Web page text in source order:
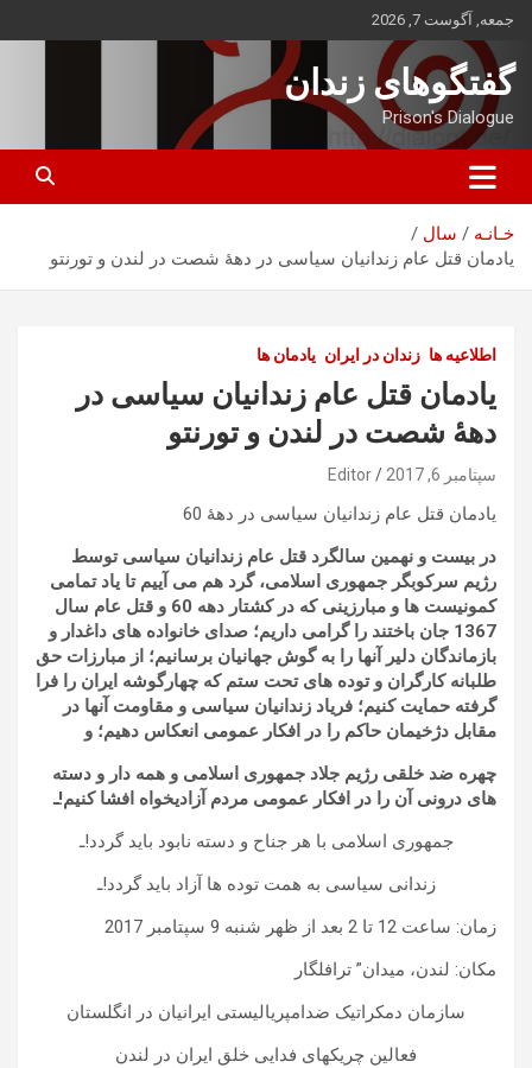
بروید
جمعه, آگوست 7, 2026
گفتگوهای زندان
Prison's Dialogue
خـانـه
سال
یادمان قتل عام زندانیان سیاسی در دهۀ شصت در لندن و تورنتو
اطلاعیه ها زندان در ایران یادمان ها
یادمان قتل عام زندانیان سیاسی در
دهۀ شصت در لندن و تورنتو
سپتامبر 6, 2017 Editor
یادمان قتل عام زندانیان سیاسی در دهۀ 60
در بیست و نهمین سالگرد قتل عام زندانیان سیاسی توسط
رژیم سرکوبگر جمهوری اسلامی، گرد هم می آییم تا یاد تمامی
کمونیست ها و مبارزینی که در کشتار دهه 60 و قتل عام سال
1367 جان باختند را گرامی داریم؛
صدای خانواده های داغدار و
بازماندگان دلیر آنها را به گوش جهانیان برسانیم؛ از مبارزات حق
طلبانه کارگران و توده های تحت ستم که چهارگوشه ایران را فرا
گرفته حمایت کنیم؛ فریاد زندانیان سیاسی و مقاومت آنها در
مقابل دژخیمان حاکم را در افکار عمومی انعکاس دهیم؛ و
چهره ضد خلقی رژیم جلاد جمهوری اسلامی و همه دار و دسته
های درونی آن را در افکار عمومی مردم آزادیخواه افشا کنیم!ـ
جمهوری اسلامی با هر جناح و دسته نابود باید گردد!ـ
زندانی سیاسی به همت توده ها آزاد باید گردد!ـ
زمان: ساعت 12 تا 2 بعد از ظهر شنبه 9 سپتامبر 2017
مکان: لندن، میدان” ترافلگار
سازمان دمکراتیک ضدامپریالیستی ایرانیان در انگلستان
فعالین چریکهای فدایی خلق ایران در لندن